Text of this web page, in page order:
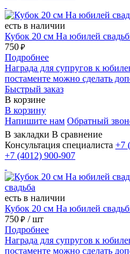
есть в наличии
Кубок 20 см На юбилей
750 ₽
Подробнее
Награда для супругов к
постаменте можно сделать
Быстрый заказ
В корзине
В корзину
Напишите нам Обратный
В закладки В сравнение
Консультация специалиста +7
+7 (4012) 900-907
есть в наличии
Кубок 20 см На юбилей
750 ₽ / шт
Подробнее
Награда для супругов к
постаменте можно сделать